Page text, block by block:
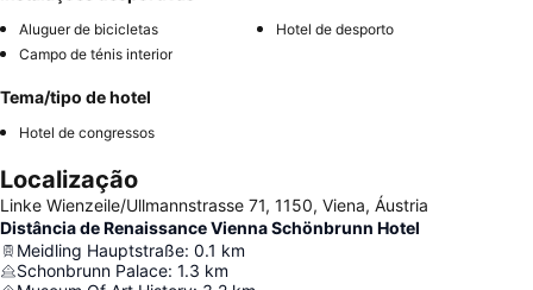
Aluguer de bicicletas
Hotel de desporto
Campo de ténis interior
Tema/tipo de hotel
Hotel de congressos
Localização
Linke Wienzeile/Ullmannstrasse 71, 1150, Viena, Áustria
Distância de Renaissance Vienna Schönbrunn Hotel
Meidling Hauptstraße: 0.1 km
Schonbrunn Palace: 1.3 km